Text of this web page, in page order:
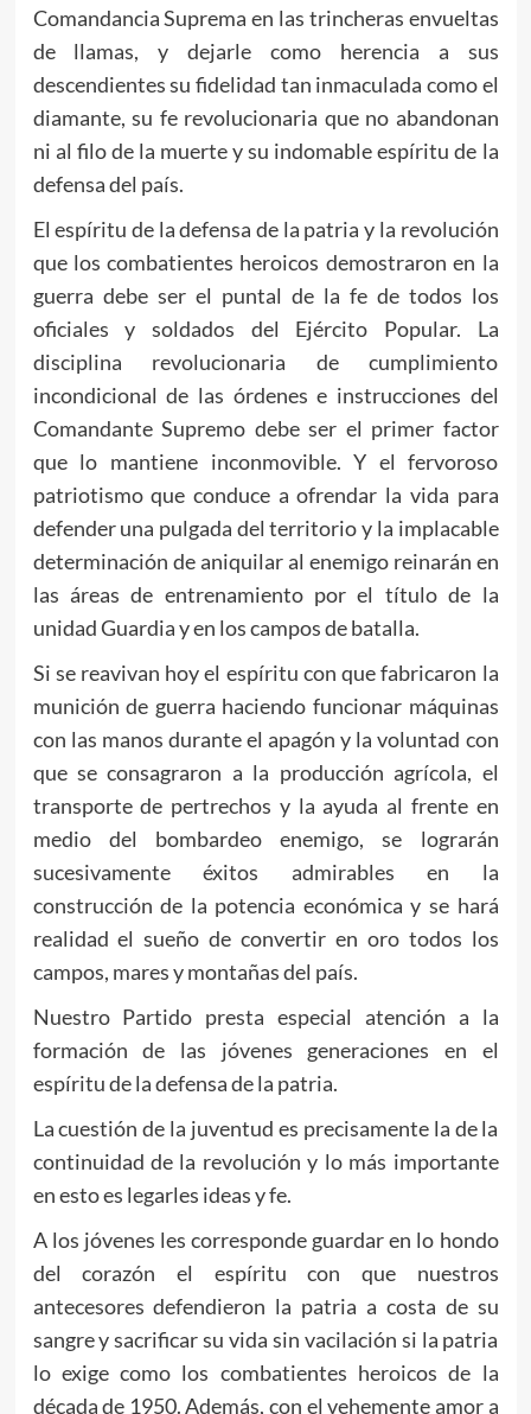
Comandancia Suprema en las trincheras envueltas
de llamas, y dejarle como herencia a sus
descendientes su fidelidad tan inmaculada como el
diamante, su fe revolucionaria que no abandonan
ni al filo de la muerte y su indomable espíritu de la
defensa del país.
El espíritu de la defensa de la patria y la revolución
que los combatientes heroicos demostraron en la
guerra debe ser el puntal de la fe de todos los
oficiales y soldados del Ejército Popular. La
disciplina revolucionaria de cumplimiento
incondicional de las órdenes e instrucciones del
Comandante Supremo debe ser el primer factor
que lo mantiene inconmovible. Y el fervoroso
patriotismo que conduce a ofrendar la vida para
defender una pulgada del territorio y la implacable
determinación de aniquilar al enemigo reinarán en
las áreas de entrenamiento por el título de la
unidad Guardia y en los campos de batalla.
Si se reavivan hoy el espíritu con que fabricaron la
munición de guerra haciendo funcionar máquinas
con las manos durante el apagón y la voluntad con
que se consagraron a la producción agrícola, el
transporte de pertrechos y la ayuda al frente en
medio del bombardeo enemigo, se lograrán
sucesivamente éxitos admirables en la
construcción de la potencia económica y se hará
realidad el sueño de convertir en oro todos los
campos, mares y montañas del país.
Nuestro Partido presta especial atención a la
formación de las jóvenes generaciones en el
espíritu de la defensa de la patria.
La cuestión de la juventud es precisamente la de la
continuidad de la revolución y lo más importante
en esto es legarles ideas y fe.
A los jóvenes les corresponde guardar en lo hondo
del corazón el espíritu con que nuestros
antecesores defendieron la patria a costa de su
sangre y sacrificar su vida sin vacilación si la patria
lo exige como los combatientes heroicos de la
década de 1950. Además, con el vehemente amor a